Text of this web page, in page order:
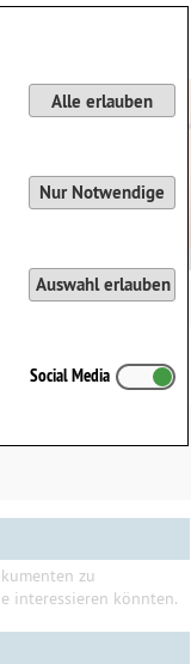
zu
interessieren könnten.
Alle erlauben
Nur Notwendige
Auswahl erlauben
Social Media